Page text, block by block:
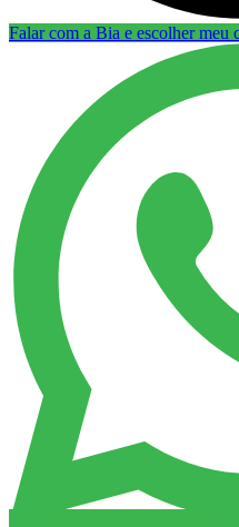
Falar com a Bia e escolher meu